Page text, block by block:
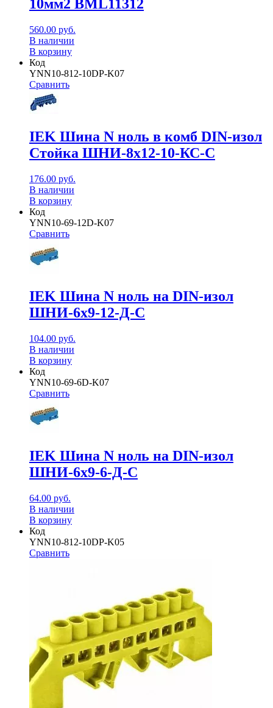
10мм2 BML11312
560.00 руб.
В наличии
В корзину
Код
YNN10-812-10DP-K07
Сравнить
IEK Шина N ноль в комб DIN-изол
Стойка ШНИ-8х12-10-КС-С
176.00 руб.
В наличии
В корзину
Код
YNN10-69-12D-K07
Сравнить
IEK Шина N ноль на DIN-изол
ШНИ-6х9-12-Д-С
104.00 руб.
В наличии
В корзину
Код
YNN10-69-6D-K07
Сравнить
IEK Шина N ноль на DIN-изол
ШНИ-6х9-6-Д-С
64.00 руб.
В наличии
В корзину
Код
YNN10-812-10DP-K05
Сравнить